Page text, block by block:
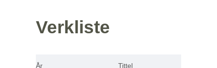
Verkliste
År Tittel